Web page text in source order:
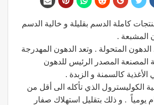
كاملة الدسم بقليلة و خالية الدسم
المشبعة .
المتحولة . وتعد الدهون المهدرجة
المصنعة المصدر الرئيس للدهون
الأغذية كالسمنة و الزبدة .
الكوليسترول الذي تأكله الى أقل من
يومياً . و ذلك بتقليل استهلاك صفار